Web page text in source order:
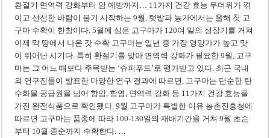
환절기 면역력 강화부터 암 예방까지… 11가지 건강 효능 무더위가 꺾
이고 선선한 바람이 불기 시작하는 9월, 텃밭과 농가에서는 올해 첫 고
구마 수확이 한창이다. 5월에 심은 고구마가 120여 일의 성장기를 거쳐
이제 막 땅에서 나온 갓 수확 고구마는 일년 중 가장 영양가가 높고 맛
이 뛰어난 시기다. 특히 환절기를 맞아 면역력 강화가 필요한 9월, 고구
마는 그 어느 때보다 주목받는 ‘슈퍼푸드’로 평가받고 있다. 최근 국내
외 연구진들이 발표한 다양한 연구 결과에 따르면, 고구마는 단순한 탄
수화물 공급원을 넘어 항암, 항염, 면역력 강화 등 11가지 건강 효능을
가진 완전식품으로 확인됐다. 9월 고구마가 특별한 이유 농촌진흥청에
따르면 고구마는 품종에 따라 100-130일의 재배기간을 거쳐 9월 초순
부터 10월 중순까지 수확한다. …